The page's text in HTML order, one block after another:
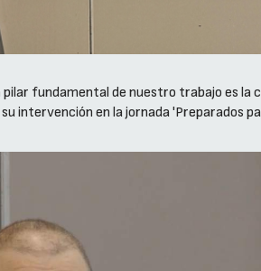
fundamental de nuestro trabajo es
intervención en la jornada 'Preparados